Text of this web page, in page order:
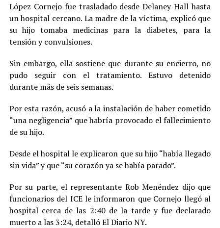
López Cornejo fue trasladado desde Delaney Hall hasta
un hospital cercano. La madre de la víctima, explicó que
su hijo tomaba medicinas para la diabetes, para la
tensión y convulsiones.
Sin embargo, ella sostiene que durante su encierro, no
pudo seguir con el tratamiento. Estuvo detenido
durante más de seis semanas.
Por esta razón, acusó a la instalación de haber cometido
“una negligencia” que habría provocado el fallecimiento
de su hijo.
Desde el hospital le explicaron que su hijo “había llegado
sin vida” y que “su corazón ya se había parado”.
Por su parte, el representante Rob Menéndez dijo que
funcionarios del ICE le informaron que Cornejo llegó al
hospital cerca de las 2:40 de la tarde y fue declarado
muerto a las 3:24, detalló El Diario NY.